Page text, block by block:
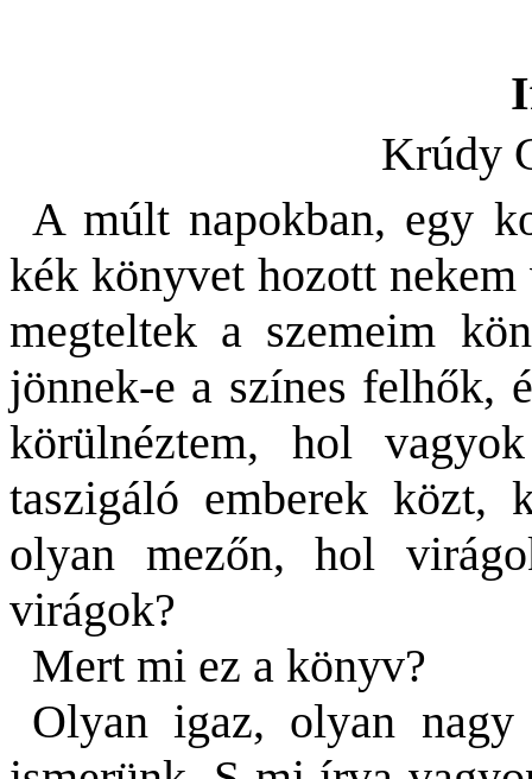
Krúdy
A múlt napokban, egy
kék könyvet hozott
megteltek a szemeim
jönnek-e a színes felhők,
körülnéztem, hol
taszigáló emberek közt,
olyan mezőn, hol
virágok?
Mert mi ez a könyv?
Olyan igaz, olyan